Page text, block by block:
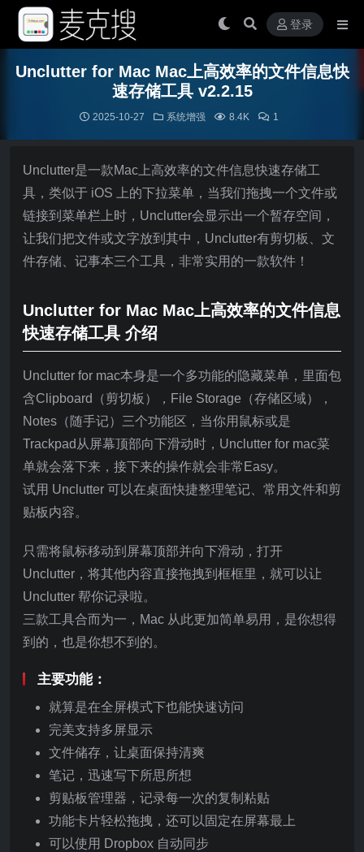
登录
Unclutter for Mac Mac上高效率的文件信息快
速存储工具 v2.2.15
2025-10-27 系统增强 8.4K 1
Unclutter是一款Mac上高效率的文件信息快速存储工
具，类似于 iOS 上的下拉菜单，当我们拖拽一个文件或
链接到菜单栏上时，Unclutter会显示出一个暂存空间，
让我们把文件或文字放到其中，Unclutter有剪切板、文
件存储、记事本三个工具，非常实用的一款软件！
Unclutter for Mac Mac上高效率的文件信息
快速存储工具 介绍
Unclutter for mac本身是一个多功能的隐藏菜单，里面包
含Clipboard（剪切板），File Storage（存储区域），
Notes（随手记）三个功能区，当你用鼠标或是
Trackpad从屏幕顶部向下滑动时，Unclutter for mac菜
单就会落下来，接下来的操作就会非常Easy。
试用 Unclutter 可以在桌面快捷整理笔记、常用文件和剪
贴板内容。
只需将鼠标移动到屏幕顶部并向下滑动，打开
Unclutter，将其他内容直接拖拽到框框里，就可以让
Unclutter 帮你记录啦。
三款工具合而为一，Mac 从此更加简单易用，是你想得
到的，也是你想不到的。
主要功能：
就算是在全屏模式下也能快速访问
完美支持多屏显示
文件储存，让桌面保持清爽
笔记，迅速写下所思所想
剪贴板管理器，记录每一次的复制粘贴
功能卡片轻松拖拽，还可以固定在屏幕最上
可以使用 Dropbox 自动同步